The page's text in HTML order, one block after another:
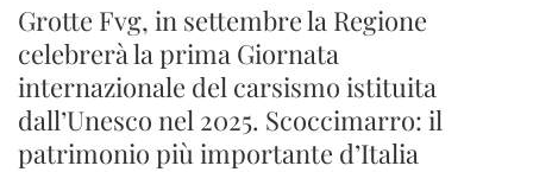
Grotte Fvg, in settembre la Regione
celebrerà la prima Giornata
internazionale del carsismo istituita
dall’Unesco nel 2025. Scoccimarro: il
patrimonio più importante d’Italia